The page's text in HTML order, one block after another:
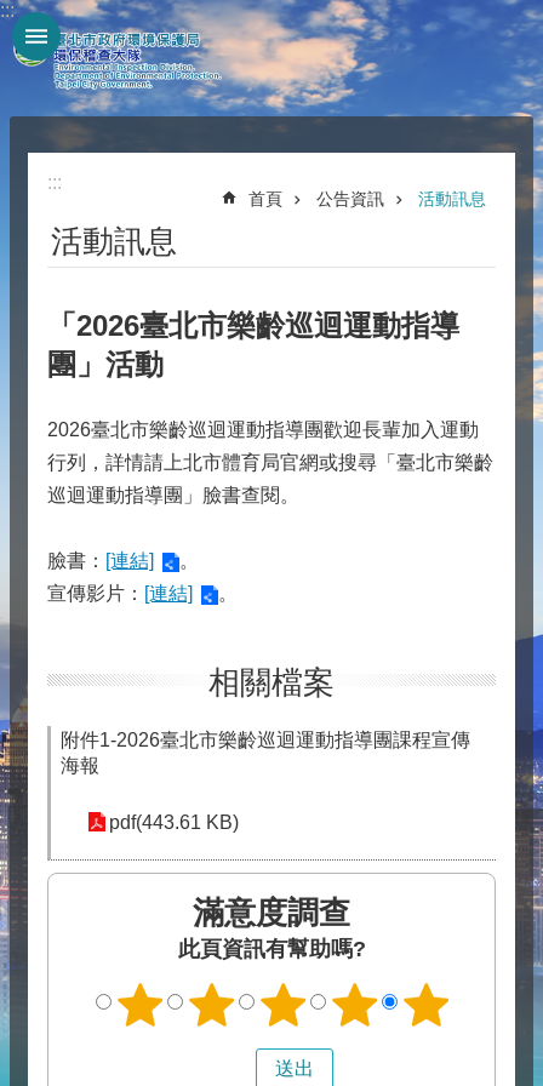
跳到主要內容區塊
:::
:::
首頁 公告資訊 活動訊息
活動訊息
「2026臺北市樂齡巡迴運動指導
團」活動
2026臺北市樂齡巡迴運動指導團歡迎長輩加入運動
行列，詳情請上北市體育局官網或搜尋「臺北市樂齡
巡迴運動指導團」臉書查閱。
臉書： [連結]
。
宣傳影片： [連結] 。
相關檔案
附件1-2026臺北市樂齡巡迴運動指導團課程宣傳
海報
pdf(443.61 KB)
滿意度調查
此頁資訊有幫助嗎?